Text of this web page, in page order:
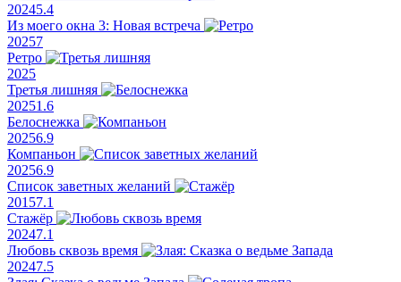
20245.4
Из моего окна 3: Новая встреча
20257
Ретро
2025
Третья лишняя
20251.6
Белоснежка
20256.9
Компаньон
20256.9
Список заветных желаний
20157.1
Стажёр
20247.1
Любовь сквозь время
20247.5